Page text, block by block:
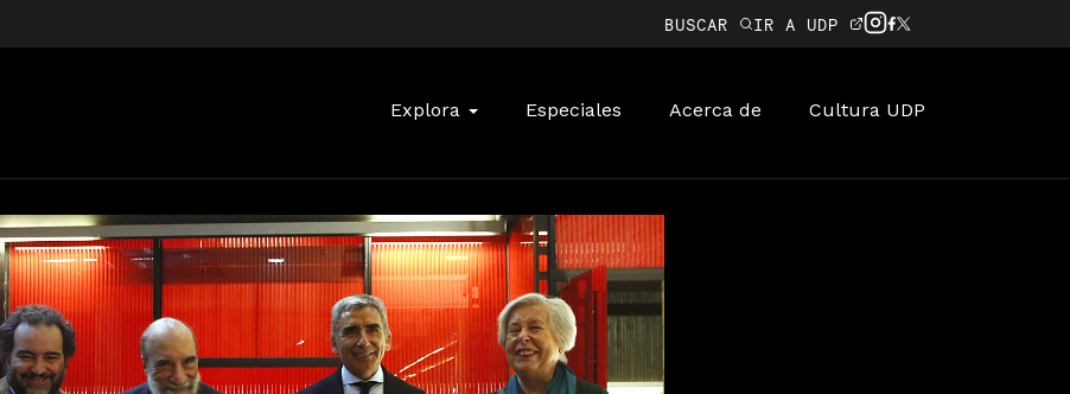
BUSCAR IR A UDP
Explora Especiales Acerca de Cultura UDP